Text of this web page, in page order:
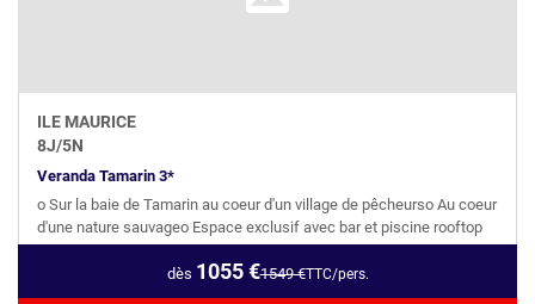
ILE MAURICE
8J/5N
Veranda Tamarin 3*
o Sur la baie de Tamarin au coeur d'un village de pêcheurso Au coeur
d'une nature sauvageo Espace exclusif avec bar et piscine rooftop
dès 1055€1549€TTC/pers.